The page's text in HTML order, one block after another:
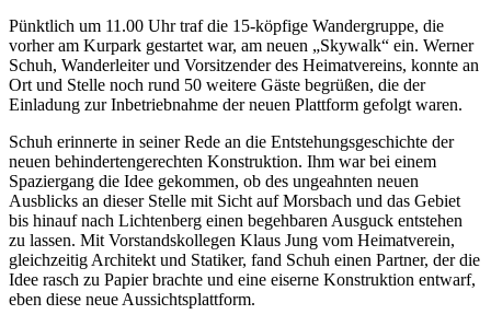
Pünktlich um 11.00 Uhr traf die 15-köpfige Wandergruppe, die
vorher am Kurpark gestartet war, am neuen „Skywalk“ ein. Werner
Schuh, Wanderleiter und Vorsitzender des Heimatvereins, konnte an
Ort und Stelle noch rund 50 weitere Gäste begrüßen, die der
Einladung zur Inbetriebnahme der neuen Plattform gefolgt waren.
Schuh erinnerte in seiner Rede an die Entstehungsgeschichte der
neuen behindertengerechten Konstruktion. Ihm war bei einem
Spaziergang die Idee gekommen, ob des ungeahnten neuen
Ausblicks an dieser Stelle mit Sicht auf Morsbach und das Gebiet
bis hinauf nach Lichtenberg einen begehbaren Ausguck entstehen
zu lassen. Mit Vorstandskollegen Klaus Jung vom Heimatverein,
gleichzeitig Architekt und Statiker, fand Schuh einen Partner, der die
Idee rasch zu Papier brachte und eine eiserne Konstruktion entwarf,
eben diese neue Aussichtsplattform.